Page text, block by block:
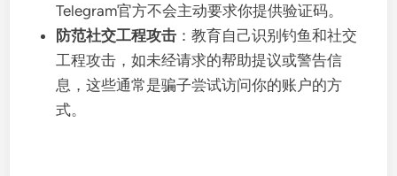
Telegram官方不会主动要求你提供验证码。
防范社交工程攻击 ：教育自己识别钓鱼和社交
工程攻击，如未经请求的帮助提议或警告信
息，这些通常是骗子尝试访问你的账户的方
式。